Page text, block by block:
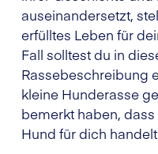
auseinandersetzt,
erfülltes Leben für
Fall solltest du in
Rassebeschreibung
kleine Hunderasse
bemerkt haben,
Hund für dich